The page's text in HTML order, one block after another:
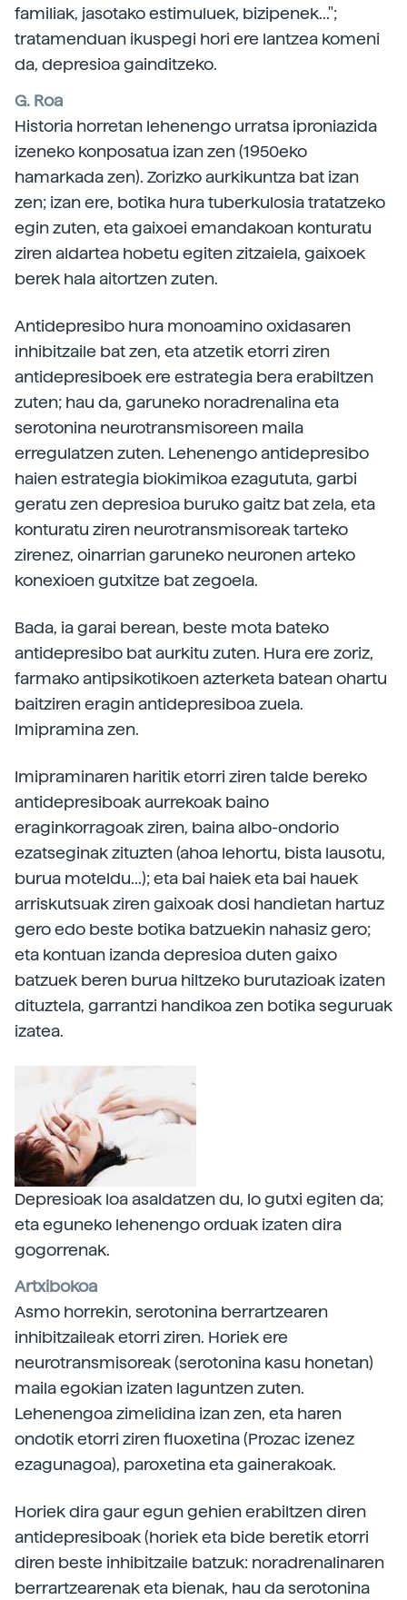
familiak, jasotako estimuluek, bizipenek...";
tratamenduan ikuspegi hori ere lantzea komeni
da, depresioa gainditzeko.
G. Roa
Historia horretan lehenengo urratsa iproniazida
izeneko konposatua izan zen (1950eko
hamarkada zen). Zorizko aurkikuntza bat izan
zen; izan ere, botika hura tuberkulosia tratatzeko
egin zuten, eta gaixoei emandakoan konturatu
ziren aldartea hobetu egiten zitzaiela, gaixoek
berek hala aitortzen zuten.
Antidepresibo hura monoamino oxidasaren
inhibitzaile bat zen, eta atzetik etorri ziren
antidepresiboek ere estrategia bera erabiltzen
zuten; hau da, garuneko noradrenalina eta
serotonina neurotransmisoreen maila
erregulatzen zuten. Lehenengo antidepresibo
haien estrategia biokimikoa ezagututa, garbi
geratu zen depresioa buruko gaitz bat zela, eta
konturatu ziren neurotransmisoreak tarteko
zirenez, oinarrian garuneko neuronen arteko
konexioen gutxitze bat zegoela.
Bada, ia garai berean, beste mota bateko
antidepresibo bat aurkitu zuten. Hura ere zoriz,
farmako antipsikotikoen azterketa batean ohartu
baitziren eragin antidepresiboa zuela.
Imipramina zen.
Imipraminaren haritik etorri ziren talde bereko
antidepresiboak aurrekoak baino
eraginkorragoak ziren, baina albo-ondorio
ezatseginak zituzten (ahoa lehortu, bista lausotu,
burua moteldu...); eta bai haiek eta bai hauek
arriskutsuak ziren gaixoak dosi handietan hartuz
gero edo beste botika batzuekin nahasiz gero;
eta kontuan izanda depresioa duten gaixo
batzuek beren burua hiltzeko burutazioak izaten
dituztela, garrantzi handikoa zen botika seguruak
izatea.
Depresioak loa asaldatzen du, lo gutxi egiten da;
eta eguneko lehenengo orduak izaten dira
gogorrenak.
Artxibokoa
Asmo horrekin, serotonina berrartzearen
inhibitzaileak etorri ziren. Horiek ere
neurotransmisoreak (serotonina kasu honetan)
maila egokian izaten laguntzen zuten.
Lehenengoa zimelidina izan zen, eta haren
ondotik etorri ziren fluoxetina (Prozac izenez
ezagunagoa), paroxetina eta gainerakoak.
Horiek dira gaur egun gehien erabiltzen diren
antidepresiboak (horiek eta bide beretik etorri
diren beste inhibitzaile batzuk: noradrenalinaren
berrartzearenak eta bienak, hau da serotonina